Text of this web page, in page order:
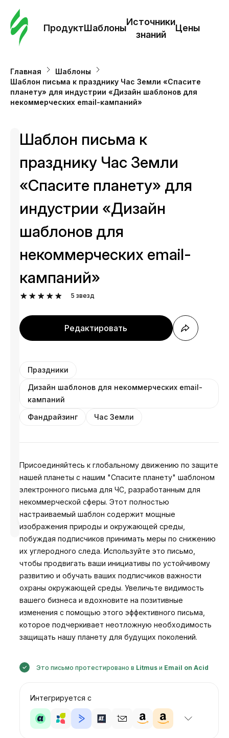
ПродуктШаблоны
Источники
знаний
Цены
Главная
Шаблоны
Шаблон письма к празднику Час Земли «Спасите
планету» для индустрии «Дизайн шаблонов для
некоммерческих email-кампаний»
Разработано
Шаблон письма к
празднику Час Земли
«Спасите планету» для
индустрии «Дизайн
шаблонов для
некоммерческих email-
кампаний»
5 звезд
Редактировать
Праздники
Дизайн шаблонов для некоммерческих email-
кампаний
Фандрайзинг
Час Земли
Присоединяйтесь к глобальному движению по защите
нашей планеты с нашим "Спасите планету" шаблоном
электронного письма для ЧС, разработанным для
некоммерческой сферы. Этот полностью
настраиваемый шаблон содержит мощные
изображения природы и окружающей среды,
побуждая подписчиков принимать меры по снижению
их углеродного следа. Используйте это письмо,
чтобы продвигать ваши инициативы по устойчивому
развитию и обучать ваших подписчиков важности
охраны окружающей среды. Увеличьте видимость
вашего бизнеса и вдохновите на позитивные
изменения с помощью этого эффективного письма,
которое подчеркивает неотложную необходимость
защищать нашу планету для будущих поколений.
Это письмо протестировано в Litmusи Email on Acid
Интегрируется с